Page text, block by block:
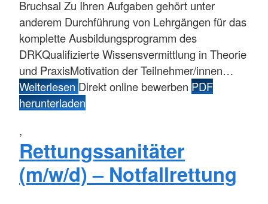
Bruchsal Zu Ihren Aufgaben gehört unter
anderem Durchführung von Lehrgängen für das
komplette Ausbildungsprogramm des
DRKQualifizierte Wissensvermittlung in Theorie
und PraxisMotivation der Teilnehmer/innen…
WeiterlesenDirekt online bewerben PDF
herunterladen
,
Rettungssanitäter
(m/w/d) – Notfallrettung